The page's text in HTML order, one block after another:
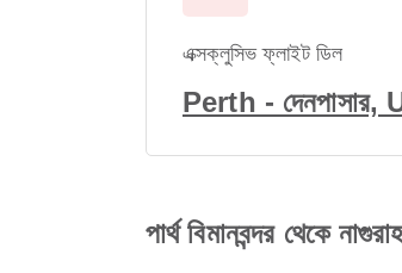
এক্সক্লুসিভ ফ্লাইট ডিল
Perth - দেনপাসার,
পার্থ বিমানবন্দর থেকে